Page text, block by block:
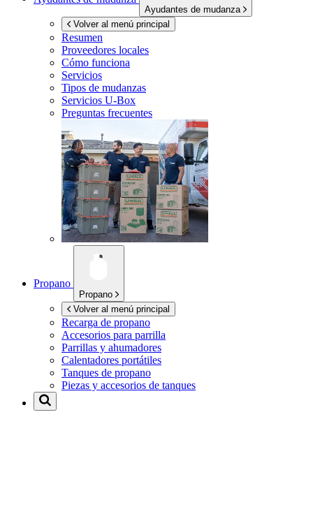
Ayudantes de mudanza
Volver al menú principal
Resumen
Proveedores locales
Cómo funciona
Servicios
Tipos de mudanzas
Servicios U-Box
Preguntas frecuentes
Propano
Propano
Volver al menú principal
Recarga de propano
Accesorios para parrilla
Parrillas y ahumadores
Calentadores portátiles
Tanques de propano
Piezas y accesorios de tanques